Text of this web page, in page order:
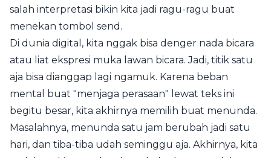
salah interpretasi bikin kita jadi ragu-ragu buat
menekan tombol send.
Di dunia digital, kita nggak bisa denger nada bicara
atau liat ekspresi muka lawan bicara. Jadi, titik satu
aja bisa dianggap lagi ngamuk. Karena beban
mental buat "menjaga perasaan" lewat teks ini
begitu besar, kita akhirnya memilih buat menunda.
Masalahnya, menunda satu jam berubah jadi satu
hari, dan tiba-tiba udah seminggu aja. Akhirnya, kita